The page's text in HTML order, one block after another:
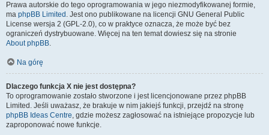
Prawa autorskie do tego oprogramowania w jego niezmodyfikowanej formie,
ma phpBB Limited . Jest ono publikowane na licencji GNU General Public
License wersja 2 (GPL-2.0), co w praktyce oznacza, że może być bez
ograniczeń dystrybuowane. Więcej na ten temat dowiesz się na stronie
About phpBB.
Na górę
Dlaczego funkcja X nie jest dostępna?
To oprogramowanie zostało stworzone i jest licencjonowane przez phpBB
Limited. Jeśli uważasz, że brakuje w nim jakiejś funkcji, przejdź na stronę
phpBB Ideas Centre, gdzie możesz zagłosować na istniejące propozycje lub
zaproponować nowe funkcje.